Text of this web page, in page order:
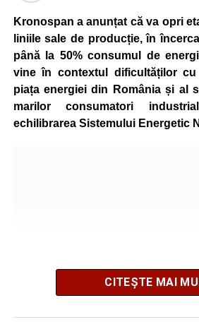
Kronospan a anunțat că va opri
liniile sale de producție, în
până la 50% consumul de
vine în contextul dificultăților
piața energiei din România și al
marilor consumatori
echilibrarea Sistemului Energetic
CITEȘTE MAI